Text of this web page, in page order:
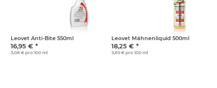
Leovet Anti-Bite 550ml
16,95 € *
3,08 € pro 100 ml
Leovet Mähnenliquid 500ml
18,25 € *
3,65 € pro 100 ml